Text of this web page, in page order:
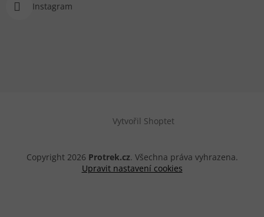
Instagram
Vytvořil Shoptet
Copyright 2026 Protrek.cz. Všechna práva vyhrazena.
Upravit nastavení cookies